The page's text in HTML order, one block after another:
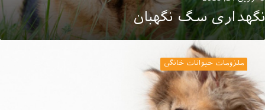
نگهداری سگ نگهبان
حیوان
خانگی
ملزومات حیوانات خانگی